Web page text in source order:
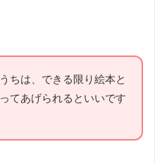
ちは、できる限り絵本と
てあげられるといいです